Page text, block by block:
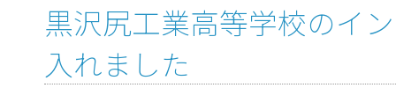
黒沢尻工業高等学校のイ
入れました